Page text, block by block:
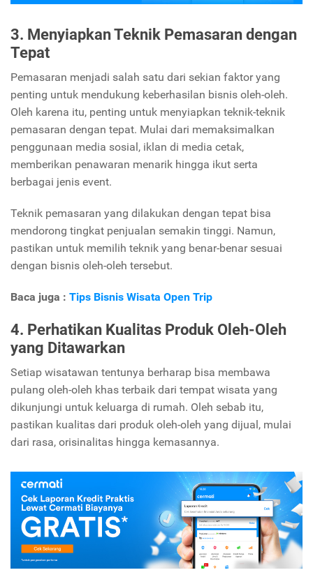
3. Menyiapkan Teknik Pemasaran dengan
Tepat
Pemasaran menjadi salah satu dari sekian faktor yang
penting untuk mendukung keberhasilan bisnis oleh-oleh.
Oleh karena itu, penting untuk menyiapkan teknik-teknik
pemasaran dengan tepat. Mulai dari memaksimalkan
penggunaan media sosial, iklan di media cetak,
memberikan penawaran menarik hingga ikut serta
berbagai jenis event.
Teknik pemasaran yang dilakukan dengan tepat bisa
mendorong tingkat penjualan semakin tinggi. Namun,
pastikan untuk memilih teknik yang benar-benar sesuai
dengan bisnis oleh-oleh tersebut.
Baca juga : Tips Bisnis Wisata Open Trip
4. Perhatikan Kualitas Produk Oleh-Oleh
yang Ditawarkan
Setiap wisatawan tentunya berharap bisa membawa
pulang oleh-oleh khas terbaik dari tempat wisata yang
dikunjungi untuk keluarga di rumah. Oleh sebab itu,
pastikan kualitas dari produk oleh-oleh yang dijual, mulai
dari rasa, orisinalitas hingga kemasannya.